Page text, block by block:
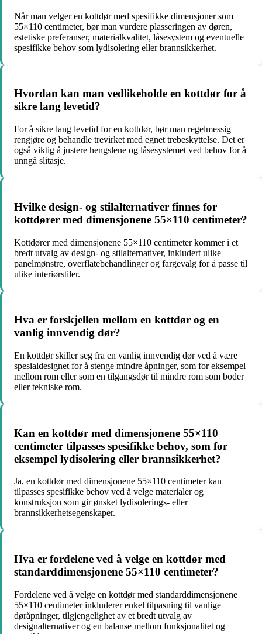
Når man velger en kottdør med spesifikke dimensjoner som
55×110 centimeter, bør man vurdere plasseringen av døren,
estetiske preferanser, materialkvalitet, låsesystem og eventuelle
spesifikke behov som lydisolering eller brannsikkerhet.
Hvordan kan man vedlikeholde en kottdør for å
sikre lang levetid?
For å sikre lang levetid for en kottdør, bør man regelmessig
rengjøre og behandle trevirket med egnet trebeskyttelse. Det er
også viktig å justere hengslene og låsesystemet ved behov for å
unngå slitasje.
Hvilke design- og stilalternativer finnes for
kottdører med dimensjonene 55×110 centimeter?
Kottdører med dimensjonene 55×110 centimeter kommer i et
bredt utvalg av design- og stilalternativer, inkludert ulike
panelmønstre, overflatebehandlinger og fargevalg for å passe til
ulike interiørstiler.
Hva er forskjellen mellom en kottdør og en
vanlig innvendig dør?
En kottdør skiller seg fra en vanlig innvendig dør ved å være
spesialdesignet for å stenge mindre åpninger, som for eksempel
mellom rom eller som en tilgangsdør til mindre rom som boder
eller tekniske rom.
Kan en kottdør med dimensjonene 55×110
centimeter tilpasses spesifikke behov, som for
eksempel lydisolering eller brannsikkerhet?
Ja, en kottdør med dimensjonene 55×110 centimeter kan
tilpasses spesifikke behov ved å velge materialer og
konstruksjon som gir ønsket lydisolerings- eller
brannsikkerhetsegenskaper.
Hva er fordelene ved å velge en kottdør med
standarddimensjonene 55×110 centimeter?
Fordelene ved å velge en kottdør med standarddimensjonene
55×110 centimeter inkluderer enkel tilpasning til vanlige
døråpninger, tilgjengelighet av et bredt utvalg av
designalternativer og en balanse mellom funksjonalitet og